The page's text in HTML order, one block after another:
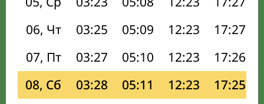
06, Чт
03:25 05:09 12:23 17:27
07, Пт
03:27 05:10 12:23 17:26
08, Сб
03:28 05:11 12:23 17:25